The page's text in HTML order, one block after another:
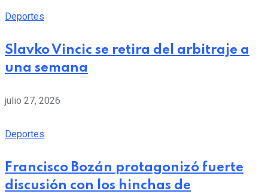
Deportes
Slavko Vincic se retira del arbitraje a
una semana
julio 27, 2026
Deportes
Francisco Bozán protagonizó fuerte
discusión con los hinchas de